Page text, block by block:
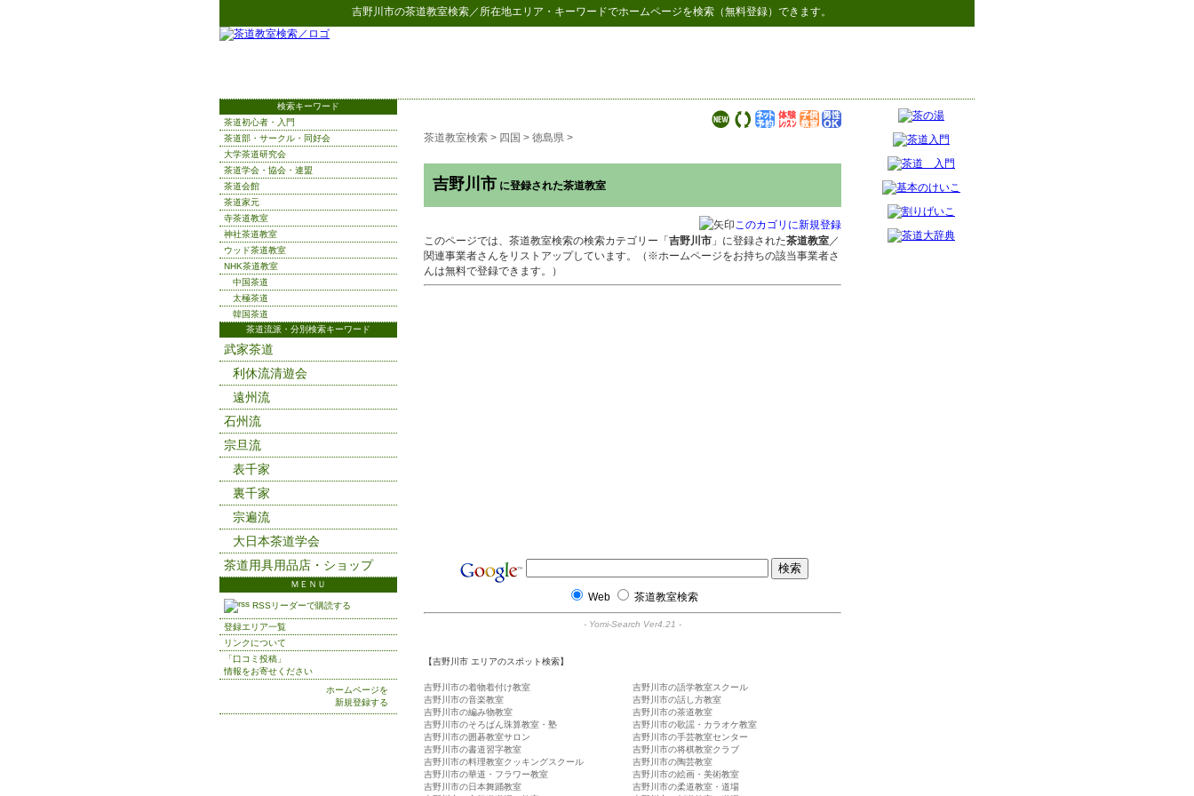
吉野川市の茶道教室検索／所在地エリア・キーワードでホームページを検索（無料登録）できます。
茶道教室検索 > 四国 > 徳島県 >
吉野川市 に登録された茶道教室
このカゴリに新規登録
このページでは、茶道教室検索の検索カテゴリー「 吉野川市 」に登録された茶道教室／
関連事業者さんをリストアップしています。（※ホームページをお持ちの該当事業者さ
んは無料で登録できます。）
Web 茶道教室検索
- Yomi-Search Ver4.21 -
【吉野川市 エリアのスポット検索】
吉野川市の着物着付け教室
吉野川市の語学教室スクール
吉野川市の音楽教室
吉野川市の話し方教室
吉野川市の編み物教室
吉野川市の茶道教室
吉野川市のそろばん珠算教室・塾
吉野川市の歌謡・カラオケ教室
吉野川市の囲碁教室サロン
吉野川市の手芸教室センター
吉野川市の書道習字教室
吉野川市の将棋教室クラブ
吉野川市の料理教室クッキングスクール
吉野川市の陶芸教室
吉野川市の華道・フラワー教室
吉野川市の絵画・美術教室
吉野川市の日本舞踊教室
吉野川市の柔道教室・道場
検索キーワード
茶道初心者・入門
茶道部・サークル・同好会
大学茶道研究会
茶道学会・協会・連盟
茶道会館
茶道家元
寺茶道教室
神社茶道教室
ウッド茶道教室
NHK茶道教室
中国茶道
太極茶道
韓国茶道
茶道流派・分別検索キーワード
武家茶道
利休流清遊会
遠州流
石州流
宗旦流
表千家
裏千家
宗遍流
大日本茶道学会
茶道用具用品店・ショップ
ＭＥＮＵ
RSSリーダーで購読する
登録エリア一覧
リンクについて
「口コミ投稿」
情報をお寄せください
ホームページを
新規登録する